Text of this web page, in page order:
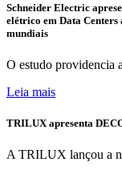
Schneider Electric
elétrico em Data
mundiais
O estudo providencia
Leia mais
TRILUX apresenta
A TRILUX lançou a